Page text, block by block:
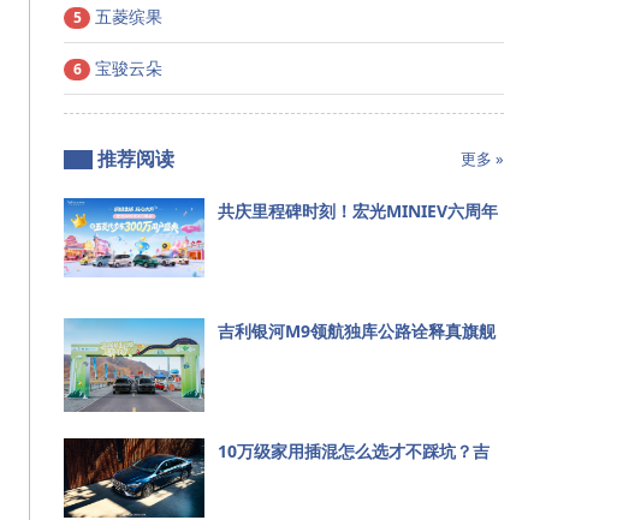
5 五菱缤果
6 宝骏云朵
推荐阅读 更多 »
共庆里程碑时刻！宏光MINIEV六周年
吉利银河M9领航独库公路诠释真旗舰
10万级家用插混怎么选才不踩坑？吉